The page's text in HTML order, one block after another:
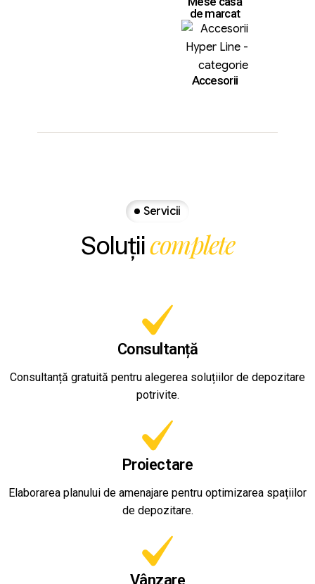
de marcat
Accesorii
Servicii
Soluțiicomplete
Consultanță
Consultanță gratuită pentru alegerea soluțiilor de depozitare
potrivite.
Proiectare
Elaborarea planului de amenajare pentru optimizarea spațiilor
de depozitare.
Vânzare